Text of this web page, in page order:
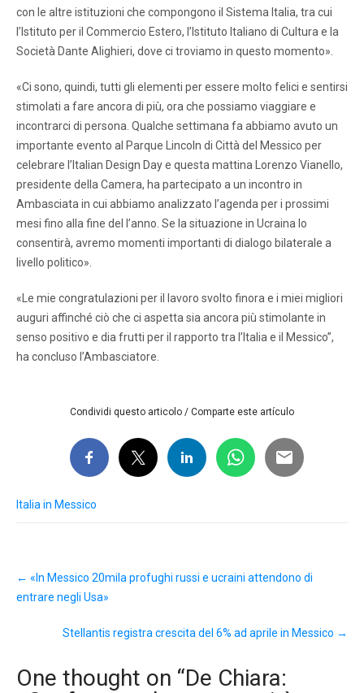
con le altre istituzioni che compongono il Sistema Italia, tra cui
l’Istituto per il Commercio Estero, l’Istituto Italiano di Cultura e la
Società Dante Alighieri, dove ci troviamo in questo momento».
«Ci sono, quindi, tutti gli elementi per essere molto felici e sentirsi
stimolati a fare ancora di più, ora che possiamo viaggiare e
incontrarci di persona. Qualche settimana fa abbiamo avuto un
importante evento al Parque Lincoln di Città del Messico per
celebrare l’Italian Design Day e questa mattina Lorenzo Vianello,
presidente della Camera, ha partecipato a un incontro in
Ambasciata in cui abbiamo analizzato l’agenda per i prossimi
mesi fino alla fine del l’anno. Se la situazione in Ucraina lo
consentirà, avremo momenti importanti di dialogo bilaterale a
livello politico».
«Le mie congratulazioni per il lavoro svolto finora e i miei migliori
auguri affinché ciò che ci aspetta sia ancora più stimolante in
senso positivo e dia frutti per il rapporto tra l’Italia e il Messico”,
ha concluso l’Ambasciatore.
Condividi questo articolo / Comparte este artículo
Italia in Messico
navigation
← «In Messico 20mila profughi russi e ucraini attendono di
entrare negli Usa»
Stellantis registra crescita del 6% ad aprile in Messico →
One thought on “De Chiara: